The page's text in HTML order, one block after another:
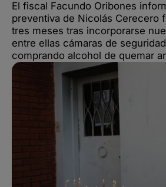
El fiscal Facundo Oribones
preventiva de Nicolás Cerecero
tres meses tras incorporarse
entre ellas cámaras de
comprando alcohol de quemar